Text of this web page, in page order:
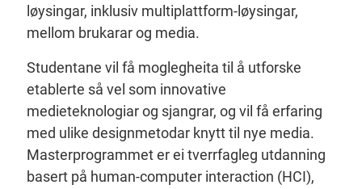
løysingar, inklusiv multiplattform-løysingar,
mellom brukarar og media.
Studentane vil få moglegheita til å utforske
etablerte så vel som innovative
medieteknologiar og sjangrar, og vil få erfaring
med ulike designmetodar knytt til nye media.
Masterprogrammet er ei tverrfagleg utdanning
basert på human-computer interaction (HCI),